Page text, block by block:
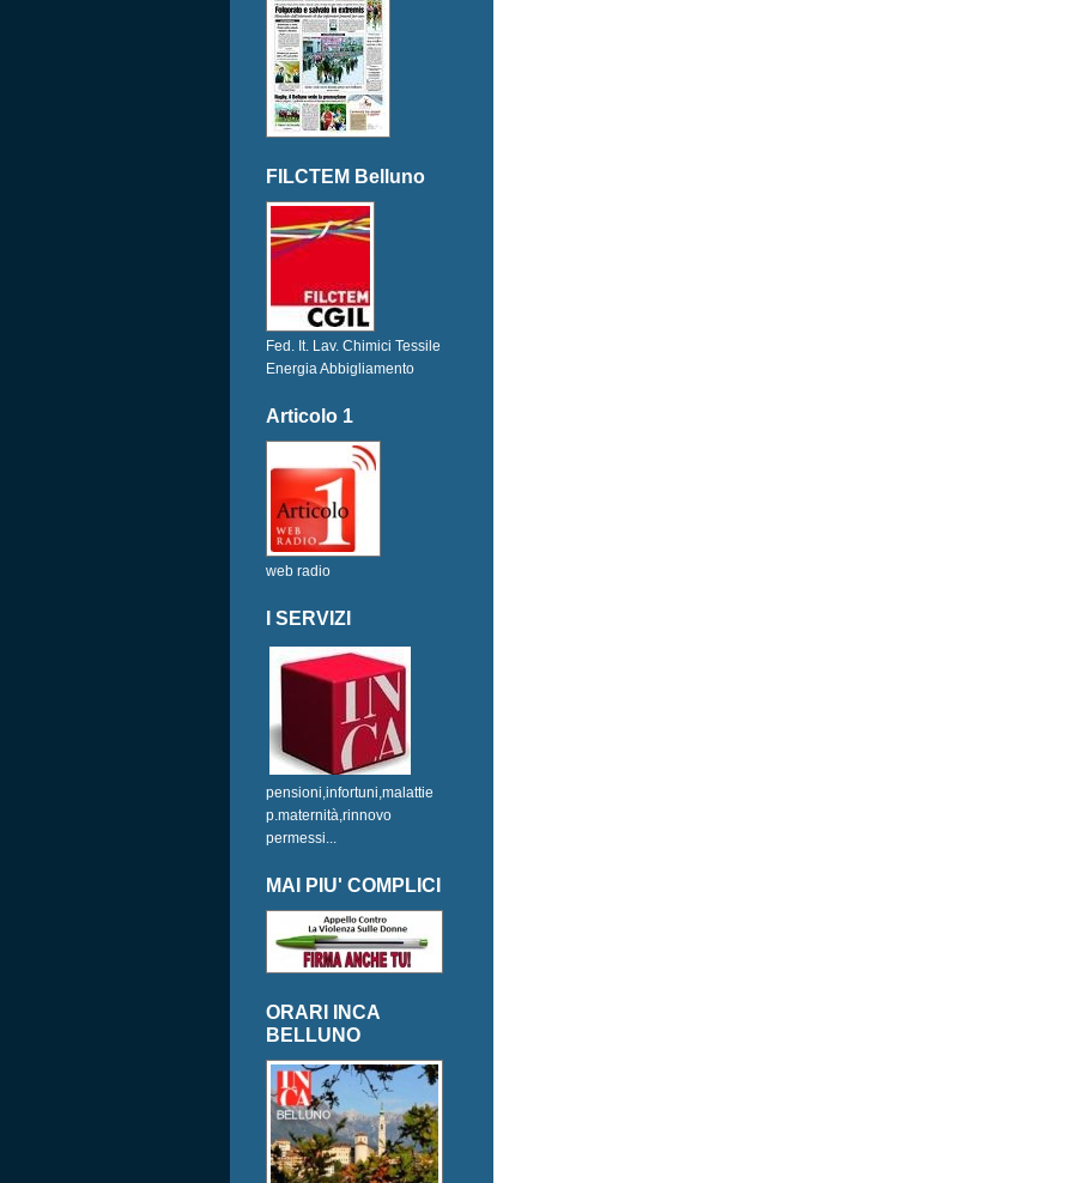
FILCTEM Belluno
Fed. It. Lav. Chimici Tessile
Energia Abbigliamento
Articolo 1
web radio
I SERVIZI
pensioni,infortuni,malattie
p.maternità,rinnovo
permessi...
MAI PIU' COMPLICI
ORARI INCA
BELLUNO